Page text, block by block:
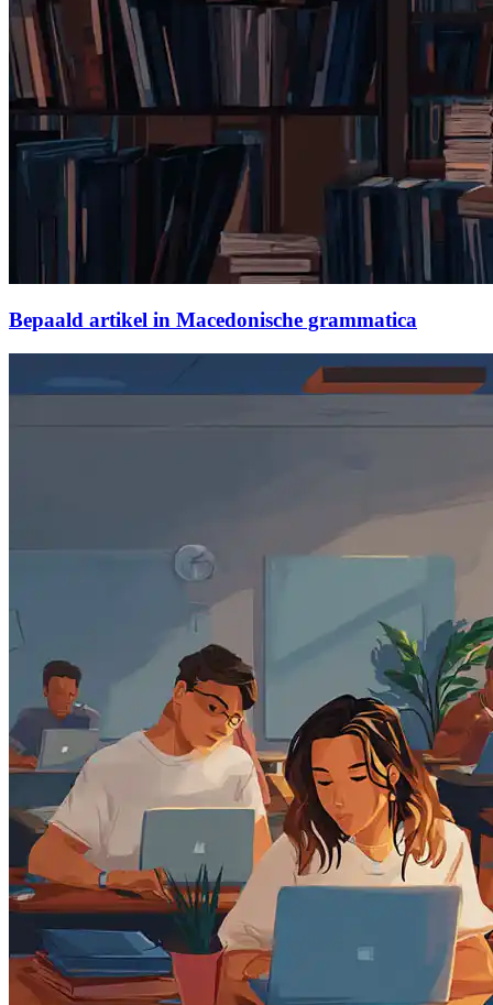
Bepaald artikel in Macedonische grammatica